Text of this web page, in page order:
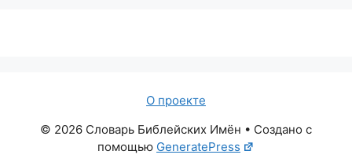
О проекте
© 2026 Словарь Библейских Имён • Создано с
помощью GeneratePress